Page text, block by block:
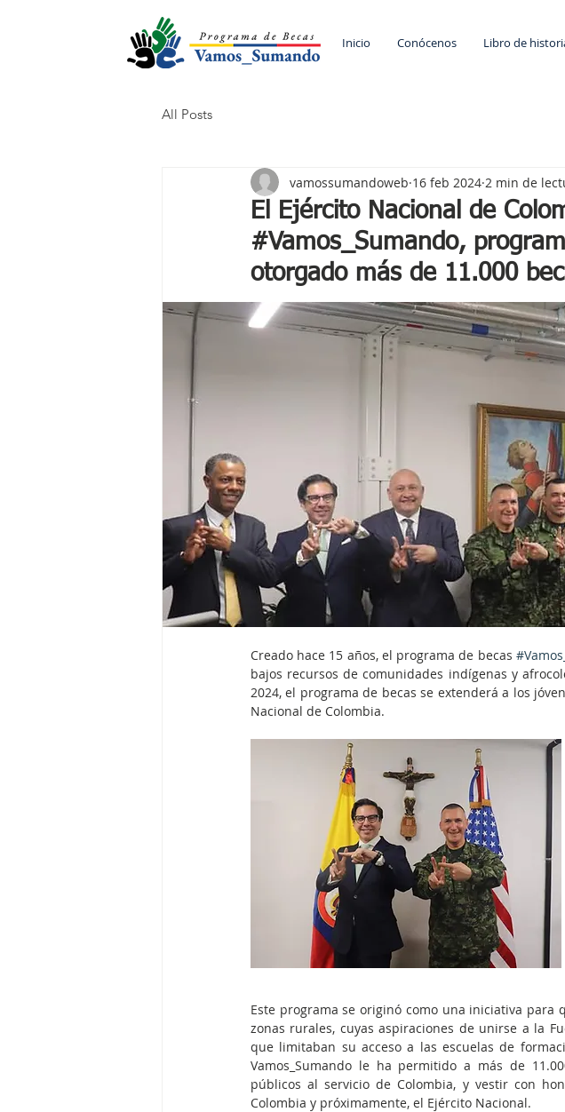
Inicio Conócenos Libro de
All Posts
El Ejército Nacional de
#Vamos_Sumando,
otorgado más de 11.000
vamossumandoweb 16 feb 2024 2 min de
Creado hace 15 años, el programa de becas
bajos recursos de comunidades indígenas y
2024, el programa de becas se extenderá a los
Nacional de Colombia.
Este programa se originó como una iniciativa para
zonas rurales, cuyas aspiraciones de unirse a la
que limitaban su acceso a las escuelas de
Vamos_Sumando le ha permitido a más de
públicos al servicio de Colombia, y vestir con
Colombia y próximamente, el Ejército Nacional.